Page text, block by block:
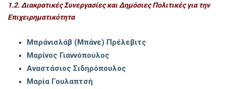
1.2. Διακρατικές Συνεργασίες και Δημόσιες Πολιτικές για την
Επιχειρηματικότητα
Μπράνισλάβ (Μπάνε) Πρέλεβιτς
Μαρίνος Γιαννόπουλος
Αναστάσιος Σιδηρόπουλος
Μαρία Γουλαπτσή